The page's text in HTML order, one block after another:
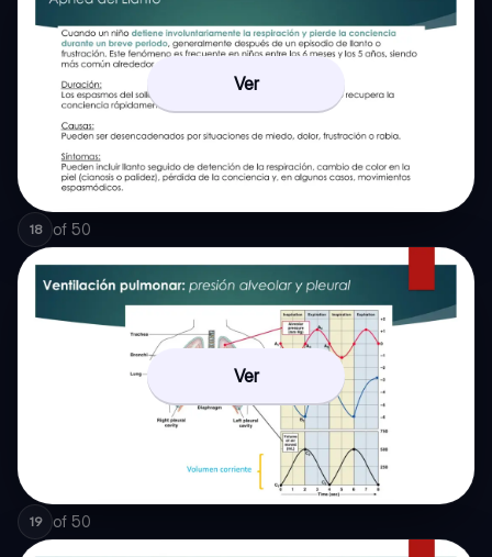
Ver
18 of 50
Ver
19 of 50